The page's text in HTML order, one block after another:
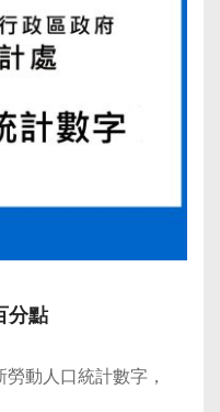
分點
動人口統計數字，